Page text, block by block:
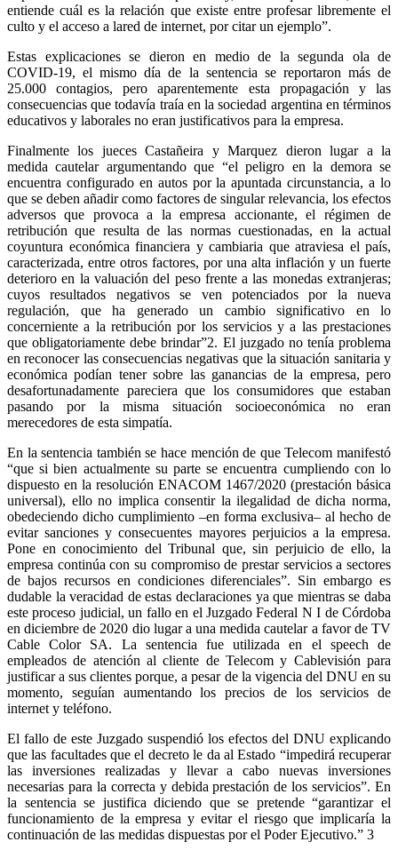
entiende cuál es la relación que existe entre profesar libremente el
culto y el acceso a lared de internet, por citar un ejemplo”.
Estas explicaciones se dieron en medio de la segunda ola de
COVID-19, el mismo día de la sentencia se reportaron más de
25.000 contagios, pero aparentemente esta propagación y las
consecuencias que todavía traía en la sociedad argentina en términos
educativos y laborales no eran justificativos para la empresa.
Finalmente los jueces Castañeira y Marquez dieron lugar a la
medida cautelar argumentando que “el peligro en la demora se
encuentra configurado en autos por la apuntada circunstancia, a lo
que se deben añadir como factores de singular relevancia, los efectos
adversos que provoca a la empresa accionante, el régimen de
retribución que resulta de las normas cuestionadas, en la actual
coyuntura económica financiera y cambiaria que atraviesa el país,
caracterizada, entre otros factores, por una alta inflación y un fuerte
deterioro en la valuación del peso frente a las monedas extranjeras;
cuyos resultados negativos se ven potenciados por la nueva
regulación, que ha generado un cambio significativo en lo
concerniente a la retribución por los servicios y a las prestaciones
que obligatoriamente debe brindar”2. El juzgado no tenía problema
en reconocer las consecuencias negativas que la situación sanitaria y
económica podían tener sobre las ganancias de la empresa, pero
desafortunadamente pareciera que los consumidores que estaban
pasando por la misma situación socioeconómica no eran
merecedores de esta simpatía.
En la sentencia también se hace mención de que Telecom manifestó
“que si bien actualmente su parte se encuentra cumpliendo con lo
dispuesto en la resolución ENACOM 1467/2020 (prestación básica
universal), ello no implica consentir la ilegalidad de dicha norma,
obedeciendo dicho cumplimiento –en forma exclusiva– al hecho de
evitar sanciones y consecuentes mayores perjuicios a la empresa.
Pone en conocimiento del Tribunal que, sin perjuicio de ello, la
empresa continúa con su compromiso de prestar servicios a sectores
de bajos recursos en condiciones diferenciales”. Sin embargo es
dudable la veracidad de estas declaraciones ya que mientras se daba
este proceso judicial, un fallo en el Juzgado Federal N I de Córdoba
en diciembre de 2020 dio lugar a una medida cautelar a favor de TV
Cable Color SA. La sentencia fue utilizada en el speech de
empleados de atención al cliente de Telecom y Cablevisión para
justificar a sus clientes porque, a pesar de la vigencia del DNU en su
momento, seguían aumentando los precios de los servicios de
internet y teléfono.
El fallo de este Juzgado suspendió los efectos del DNU explicando
que las facultades que el decreto le da al Estado “impedirá recuperar
las inversiones realizadas y llevar a cabo nuevas inversiones
necesarias para la correcta y debida prestación de los servicios”. En
la sentencia se justifica diciendo que se pretende “garantizar el
funcionamiento de la empresa y evitar el riesgo que implicaría la
continuación de las medidas dispuestas por el Poder Ejecutivo.” 3